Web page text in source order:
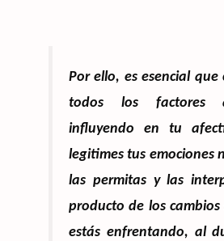
Por ello, es esencial que
todos los factores
influyendo en tu
legitimes tus emociones
las permitas y las
producto de los
estás enfrentando, al